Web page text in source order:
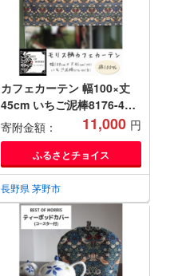
カフェカーテン 幅100×丈
45cm いちご泥棒8176-44
Fabric by ベストオブモリ
ス【1640672】
寄附金額： 11,000 円
ふるさとチョイス
長野県 茅野市